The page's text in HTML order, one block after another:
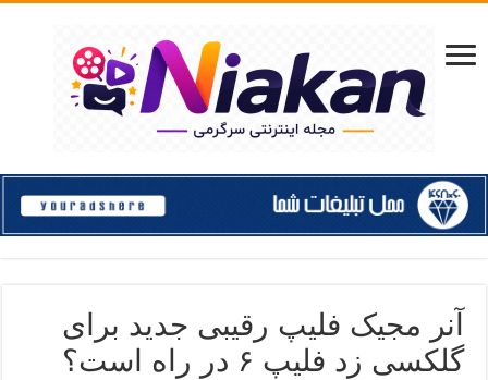
آنر مجیک فلیپ رقیبی جدید برای
گلکسی زد فلیپ ۶ در راه است؟